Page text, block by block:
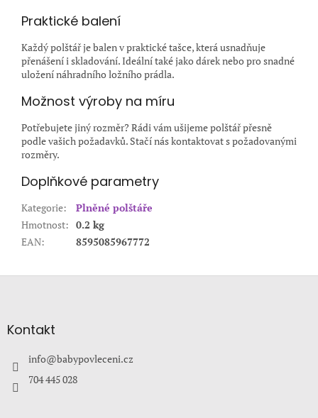
Praktické balení
Každý polštář je balen v praktické tašce, která usnadňuje
přenášení i skladování. Ideální také jako dárek nebo pro snadné
uložení náhradního ložního prádla.
Možnost výroby na míru
Potřebujete jiný rozměr? Rádi vám ušijeme polštář přesně
podle vašich požadavků. Stačí nás kontaktovat s požadovanými
rozměry.
Doplňkové parametry
Kategorie:
Plněné polštáře
Hmotnost: 0.2 kg
EAN: 8595085967772
aKontakt
info@babypovleceni.cz
704 445 028